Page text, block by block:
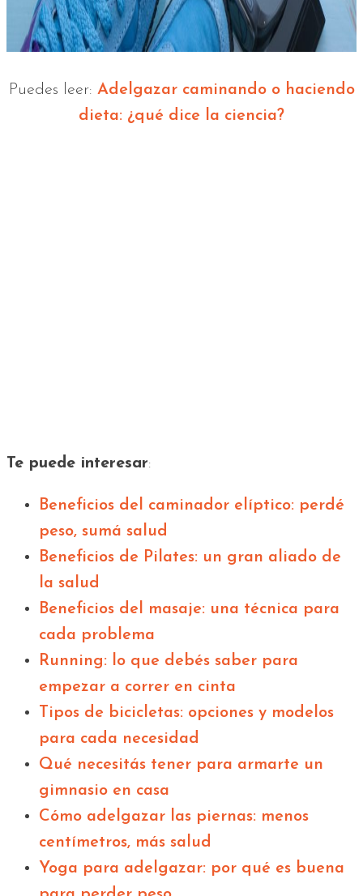
Puedes leer: Adelgazar caminando o haciendo
dieta: ¿qué dice la ciencia?
Te puede interesar:
Beneficios del caminador elíptico: perdé
peso, sumá salud
Beneficios de Pilates: un gran aliado de
la salud
Beneficios del masaje: una técnica para
cada problema
Running: lo que debés saber para
empezar a correr en cinta
Tipos de bicicletas: opciones y modelos
para cada necesidad
Qué necesitás tener para armarte un
gimnasio en casa
Cómo adelgazar las piernas: menos
centímetros, más salud
Yoga para adelgazar: por qué es buena